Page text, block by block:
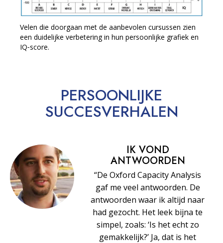
Velen die doorgaan met de aanbevolen cursussen zien
een duidelijke verbetering in hun persoonlijke grafiek en
IQ‑score.
PERSOONLIJKE
SUCCESVERHALEN
IK VOND
ANTWOORDEN
“De Oxford Capacity Analysis
gaf me veel antwoorden. De
antwoorden waar ik altijd naar
had gezocht. Het leek bijna te
simpel, zoals: ‘Is het echt zo
gemakkelijk?’ Ja, dat is het